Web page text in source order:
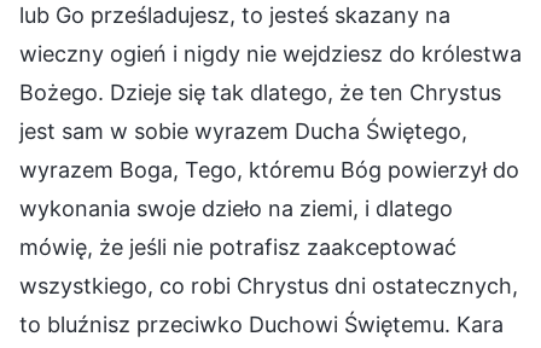
lub Go prześladujesz, to jesteś skazany na
wieczny ogień i nigdy nie wejdziesz do królestwa
Bożego. Dzieje się tak dlatego, że ten Chrystus
jest sam w sobie wyrazem Ducha Świętego,
wyrazem Boga, Tego, któremu Bóg powierzył do
wykonania swoje dzieło na ziemi, i dlatego
mówię, że jeśli nie potrafisz zaakceptować
wszystkiego, co robi Chrystus dni ostatecznych,
to bluźnisz przeciwko Duchowi Świętemu. Kara